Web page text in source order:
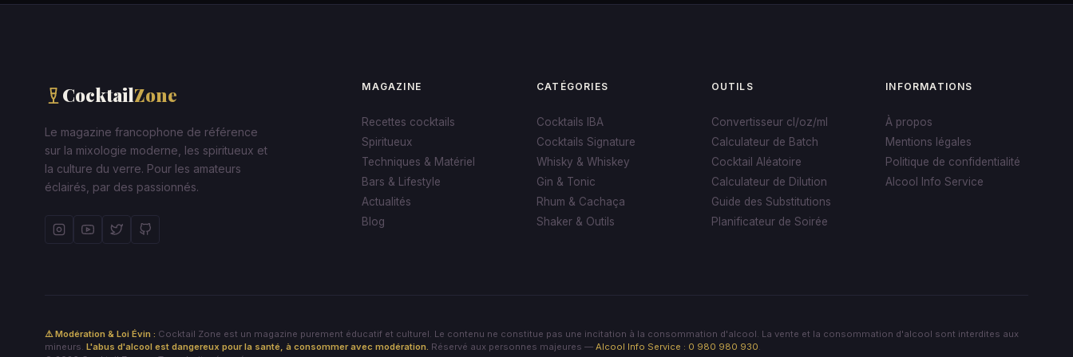
CocktailZone
Le magazine francophone de référence
sur la mixologie moderne, les spiritueux et
la culture du verre. Pour les amateurs
éclairés, par des passionnés.
MAGAZINE
Recettes cocktails
Spiritueux
Techniques & Matériel
Bars & Lifestyle
Actualités
Blog
CATÉGORIES
Cocktails IBA
Cocktails Signature
Whisky & Whiskey
Gin & Tonic
Rhum & Cachaça
Shaker & Outils
OUTILS
Convertisseur cl/oz/ml
Calculateur de Batch
Cocktail Aléatoire
Calculateur de Dilution
Guide des Substitutions
Planificateur de Soirée
INFORMATIONS
À propos
Mentions légales
Politique de confidentialité
Alcool Info Service
⚠️ Modération & Loi Évin : Cocktail Zone est un magazine purement éducatif et culturel. Le contenu ne constitue pas une incitation à la consommation d'alcool. La vente et la consommation d'alcool sont interdites aux
mineurs. L'abus d'alcool est dangereux pour la santé, à consommer avec modération. Réservé aux personnes majeures — Alcool Info Service : 0 980 980 930